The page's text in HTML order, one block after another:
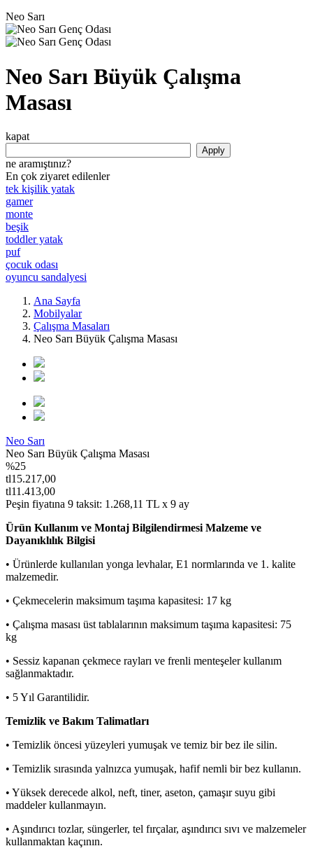
Neo Sarı
Neo Sarı Büyük Çalışma
Masası
kapat
ne aramıştınız?
En çok ziyaret edilenler
tek kişilik yatak
gamer
monte
beşik
toddler yatak
puf
çocuk odası
oyuncu sandalyesi
Ana Sayfa
Mobilyalar
Çalışma Masaları
Neo Sarı Büyük Çalışma Masası
Neo Sarı
Neo Sarı Büyük Çalışma Masası
%25
tl15.217,00
tl11.413,00
Peşin fiyatına 9 taksit: 1.268,11 TL x 9 ay
Ürün Kullanım ve Montaj Bilgilendirmesi Malzeme ve
Dayanıklılık Bilgisi
• Ürünlerde kullanılan yonga levhalar, E1 normlarında ve 1. kalite
malzemedir.
• Çekmecelerin maksimum taşıma kapasitesi: 17 kg
• Çalışma masası üst tablalarının maksimum taşıma kapasitesi: 75
kg
• Sessiz kapanan çekmece rayları ve frenli menteşeler kullanım
sağlanmaktadır.
• 5 Yıl Garantilidir.
Temizlik ve Bakım Talimatları
• Temizlik öncesi yüzeyleri yumuşak ve temiz bir bez ile silin.
• Temizlik sırasında yalnızca yumuşak, hafif nemli bir bez kullanın.
• Yüksek derecede alkol, neft, tiner, aseton, çamaşır suyu gibi
maddeler kullanmayın.
• Aşındırıcı tozlar, süngerler, tel fırçalar, aşındırıcı sıvı ve malzemeler
kullanmaktan kaçının.